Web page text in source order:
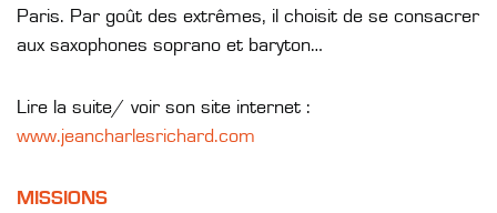
Paris. Par goût des extrêmes, il choisit de se consacrer
aux saxophones soprano et baryton…
Lire la suite/ voir son site internet :
www.jeancharlesrichard.com
MISSIONS